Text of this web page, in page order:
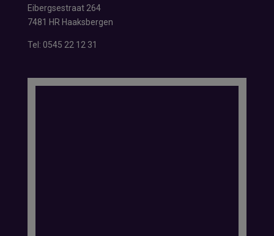
Eibergsestraat 264
7481 HR Haaksbergen
Tel: 0545 22 12 31